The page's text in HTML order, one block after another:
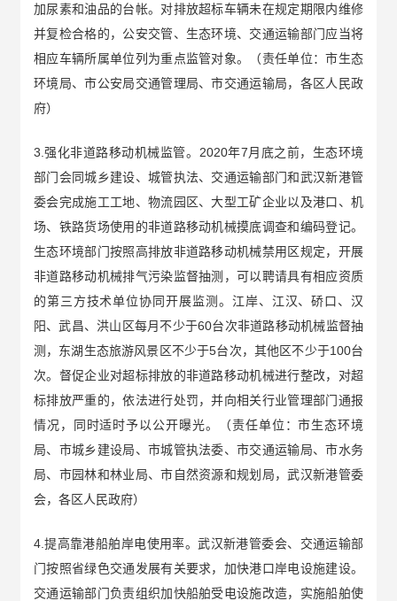
加尿素和油品的台帐。对排放超标车辆未在规定期限内维修
并复检合格的，公安交管、生态环境、交通运输部门应当将
相应车辆所属单位列为重点监管对象。（责任单位：市生态
环境局、市公安局交通管理局、市交通运输局，各区人民政
府）
3.强化非道路移动机械监管。2020年7月底之前，生态环境
部门会同城乡建设、城管执法、交通运输部门和武汉新港管
委会完成施工工地、物流园区、大型工矿企业以及港口、机
场、铁路货场使用的非道路移动机械摸底调查和编码登记。
生态环境部门按照高排放非道路移动机械禁用区规定，开展
非道路移动机械排气污染监督抽测，可以聘请具有相应资质
的第三方技术单位协同开展监测。江岸、江汉、硚口、汉
阳、武昌、洪山区每月不少于60台次非道路移动机械监督抽
测，东湖生态旅游风景区不少于5台次，其他区不少于100台
次。督促企业对超标排放的非道路移动机械进行整改，对超
标排放严重的，依法进行处罚，并向相关行业管理部门通报
情况，同时适时予以公开曝光。（责任单位：市生态环境
局、市城乡建设局、市城管执法委、市交通运输局、市水务
局、市园林和林业局、市自然资源和规划局，武汉新港管委
会，各区人民政府）
4.提高靠港船舶岸电使用率。武汉新港管委会、交通运输部
门按照省绿色交通发展有关要求，加快港口岸电设施建设。
交通运输部门负责组织加快船舶受电设施改造，实施船舶使